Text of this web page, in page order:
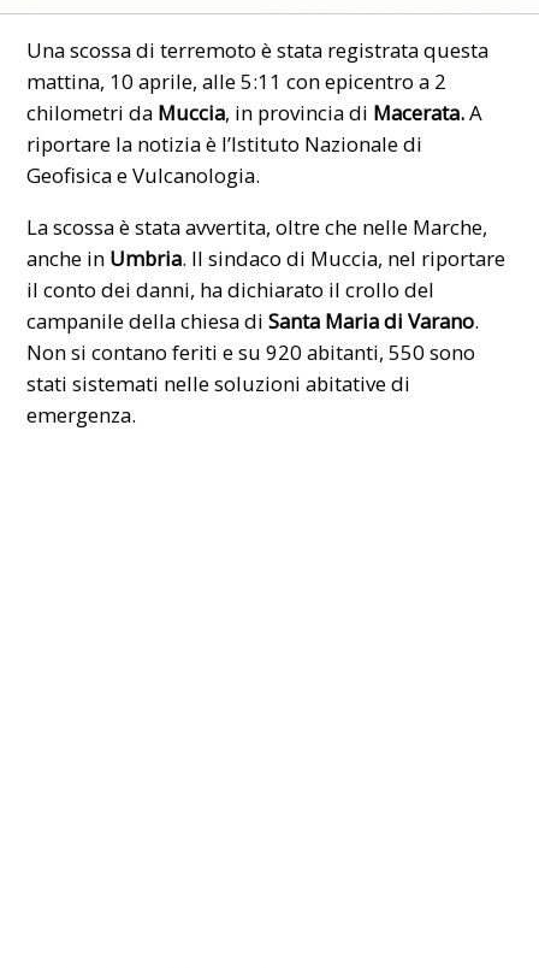
Unascossadi terremoto è stata registrata questa
mattina, 10 aprile, alle 5:11 con epicentro a 2
chilometri da Muccia, in provincia di Macerata.A
riportare la notizia è l’Istituto Nazionale di
Geofisica e Vulcanologia.
La scossa è stata avvertita, oltre che nelle Marche,
anche in Umbria. Il sindaco di Muccia, nel riportare
il conto dei danni, ha dichiarato il crollo del
campanile della chiesa diSanta Maria di Varano.
Non si contano feriti e su 920 abitanti, 550 sono
stati sistemati nelle soluzioni abitative di
emergenza.